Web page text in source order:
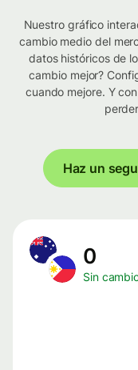
Nuestro gráfico
cambio medio del
datos históricos de
cambio mejor?
cuando mejore. Y
Haz un
0
Sin